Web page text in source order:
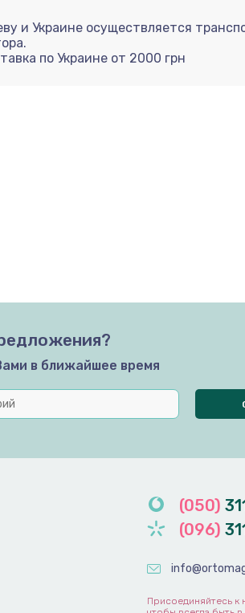
и Украине осуществляется
по Украине от 2000 грн
в ближайшее время
(050)
(096)
Присоединяйтесь к